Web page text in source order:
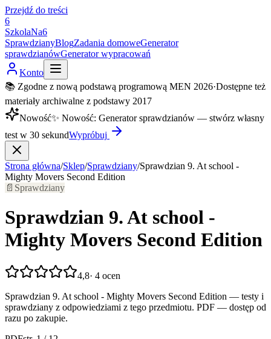
Przejdź do treści
6
SzkolaNa6
SprawdzianyBlogZadania domoweGenerator
sprawdzianówGenerator wypracowań
Konto
📚 Zgodne z nową podstawą programową MEN 2026·Dostępne też
materiały archiwalne z podstawy 2017
Nowość✨ Nowość: Generator sprawdzianów — stwórz własny
test w 30 sekundWypróbuj
Strona główna/Sklep/Sprawdziany/Sprawdzian 9. At school -
Mighty Movers Second Edition
📄 Sprawdziany
Sprawdzian 9. At school -
Mighty Movers Second Edition
4,8· 4 ocen
Sprawdzian 9. At school - Mighty Movers Second Edition — testy i
sprawdziany z odpowiedziami z tego przedmiotu. PDF — dostęp od
razu po zakupie.